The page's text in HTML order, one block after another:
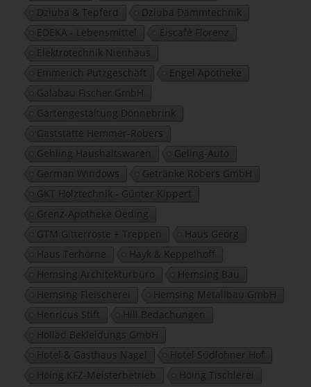
Dziuba & Tepferd
Dziuba Dämmtechnik
EDEKA - Lebensmittel
Eiscafé Florenz
Elektrotechnik Nienhaus
Emmerich Putzgeschäft
Engel Apotheke
Galabau Fischer GmbH
Gartengestaltung Dönnebrink
Gaststätte Hemmer-Robers
Gehling Haushaltswaren
Geling-Auto
German Windows
Getränke Robers GmbH
GKT Holztechnik - Günter Kippert
Grenz-Apotheke Oeding
GTM Gitterroste + Treppen
Haus Georg
Haus Terhörne
Hayk & Keppelhoff
Hemsing Architekturbüro
Hemsing Bau
Hemsing Fleischerei
Hemsing Metallbau GmbH
Henricus Stift
Hill Bedachungen
Hollad Bekleidungs GmbH
Hotel & Gasthaus Nagel
Hotel Südlohner Hof
Höing KFZ-Meisterbetrieb
Höing Tischlerei